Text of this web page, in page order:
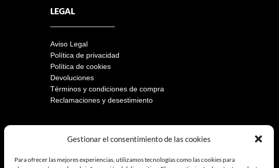
Gestionar el consentimiento de las cookies
Para ofrecer las mejores experiencias, utilizamos tecnologías como las cookies para
LEGAL
Aviso Legal
Política de privacidad
Política de cookies
Devoluciones
Términos y condiciones de compra
Reclamaciones y desestimiento